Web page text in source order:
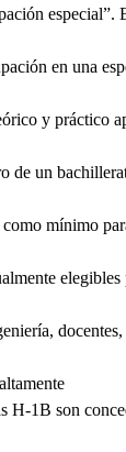
especial”.
en una
y práctico
de un
mínimo
H-1B son